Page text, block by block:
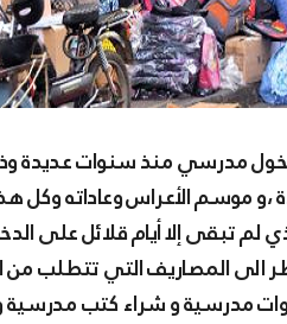
،و موسم الأعراس وعاداته وكل
لم تبقى إلا أيام قلائل على
المصاريف التي تتطلب من
مدرسية و شراء كتب مدرسية